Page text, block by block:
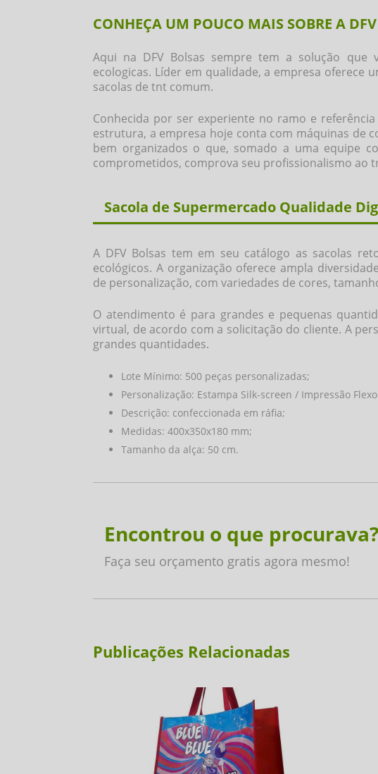
CONHEÇA UM POUCO MAIS SOBRE A
Aqui na DFV Bolsas sempre tem a solução que
ecologicas. Líder em qualidade, a empresa oferece
sacolas de tnt comum.
Conhecida por ser experiente no ramo e
estrutura, a empresa hoje conta com máquinas de
bem organizados o que, somado a uma equipe
comprometidos, comprova seu profissionalismo ao
Sacola de Supermercado Qualidade
A DFV Bolsas tem em seu catálogo as sacolas
ecológicos. A organização oferece ampla
de personalização, com variedades de cores,
O atendimento é para grandes e pequenas
virtual, de acordo com a solicitação do cliente. A
grandes quantidades.
Lote Mínimo: 500 peças personalizadas;
Personalização: Estampa Silk-screen / Impressão
Descrição: confeccionada em ráfia;
Medidas: 400x350x180 mm;
Tamanho da alça: 50 cm.
Encontrou o que procurava?
Faça seu orçamento gratis agora mesmo!
Publicações Relacionadas